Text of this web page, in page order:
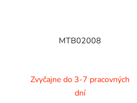
MTB02008
Zvyčajne do 3-7 pracovných
dní